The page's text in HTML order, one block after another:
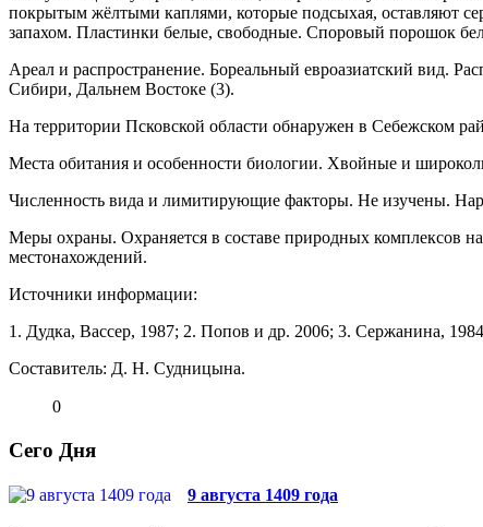
покрытым жёлтыми каплями, которые подсыхая, оставляют
запахом. Пластинки белые, свободные. Споровый порошок
Ареал и распространение. Бореальный евро­азиатский вид.
Сибири, Дальнем Востоке (3).
На территории Псковской области обнаружен в Себежском
Места обитания и особенности биологии. Хвойные и
Численность вида и лимитирующие факто­ры. Не изучены.
Меры охраны. Охраняется в составе природ­ных комплексов
местонахождений.
Источники информации:
1. Дудка, Вассер, 1987; 2. Попов и др. 2006; 3. Сержанина,
Составитель: Д. Н. Судницына.
0
Сего Дня
9 августа 1409 года